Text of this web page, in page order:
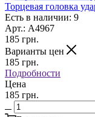
Торцевая головка
Есть в наличии: 9
Арт.: A4967
185 грн.
Варианты цен
185 грн.
Подробности
Цена
185 грн.